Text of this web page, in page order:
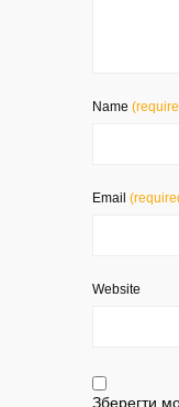
Name
Email
Website
Зберегти